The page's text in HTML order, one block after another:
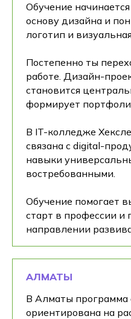
Обучение
основу дизайна и
логотип и
Постепенно ты
работе. Дизайн-
становится
формирует
В IT-колледже
связана с digital-
навыки
востребованными.
Обучение помогает
старт в профессии и
направлении
АЛМАТЫ
В Алматы программа
ориентирована на